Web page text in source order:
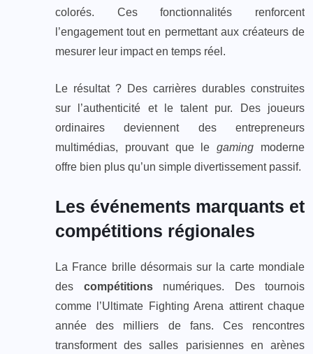
colorés. Ces fonctionnalités renforcent
l’engagement tout en permettant aux créateurs de
mesurer leur impact en temps réel.
Le résultat ? Des carrières durables construites
sur l’authenticité et le talent pur. Des joueurs
ordinaires deviennent des entrepreneurs
multimédias, prouvant que legaming moderne
offre bien plus qu’un simple divertissement passif.
Les événements marquants et
compétitions régionales
La France brille désormais sur la carte mondiale
des compétitionsnumériques. Des tournois
comme l’Ultimate Fighting Arena attirent chaque
année des milliers de fans. Ces rencontres
transforment des salles parisiennes en arènes